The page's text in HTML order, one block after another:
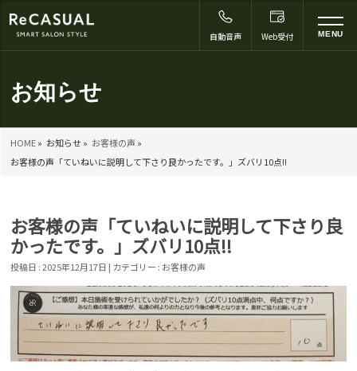
お知らせ
HOME» お知らせ » お客様の声 »
お客様の声「ていねいに説明して下さり良かったです。」ズバリ10点!!
自動音声 Web受付 MENU
お客様の声「ていねいに説明して下さり良
かったです。」ズバリ10点!!
投稿日 : 2025年12月17日 | カテゴリー : お客様の声